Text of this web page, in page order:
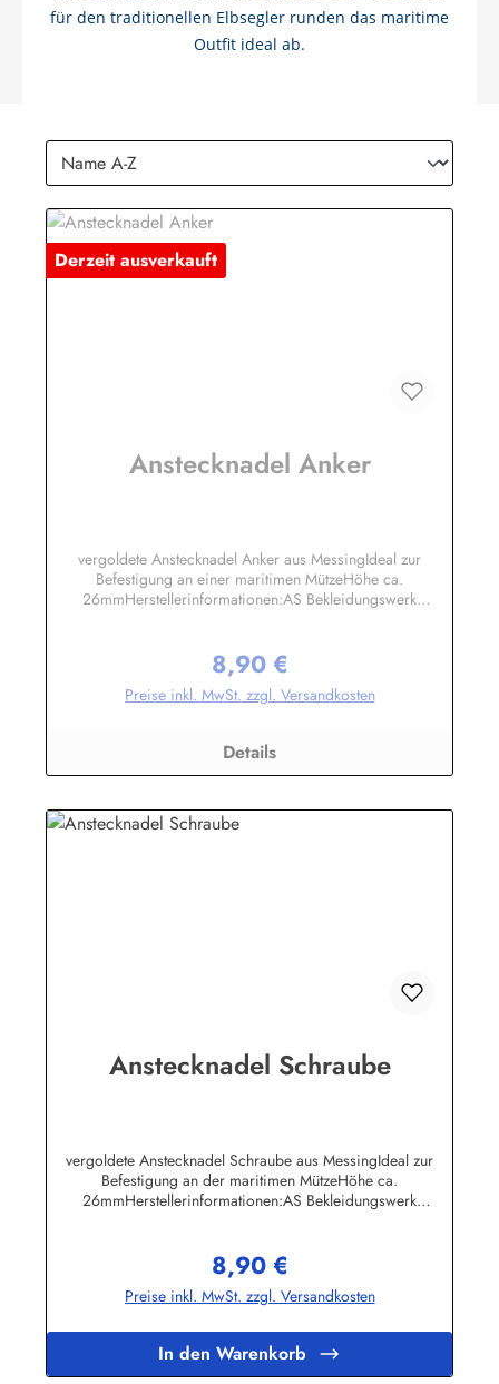
für den traditionellen Elbsegler runden das maritime
Outfit ideal ab.
Derzeit ausverkauft
Anstecknadel Anker
vergoldete Anstecknadel Anker aus MessingIdeal zur
Befestigung an einer maritimen MützeHöhe ca.
26mmHerstellerinformationen:AS Bekleidungswerk
Regulärer Preis:
8,90 €
Preise inkl. MwSt. zzgl. Versandkosten
Details
Anstecknadel Schraube
vergoldete Anstecknadel Schraube aus MessingIdeal zur
Befestigung an der maritimen MützeHöhe ca.
26mmHerstellerinformationen:AS Bekleidungswerk
Regulärer Preis:
8,90 €
Preise inkl. MwSt. zzgl. Versandkosten
In den Warenkorb